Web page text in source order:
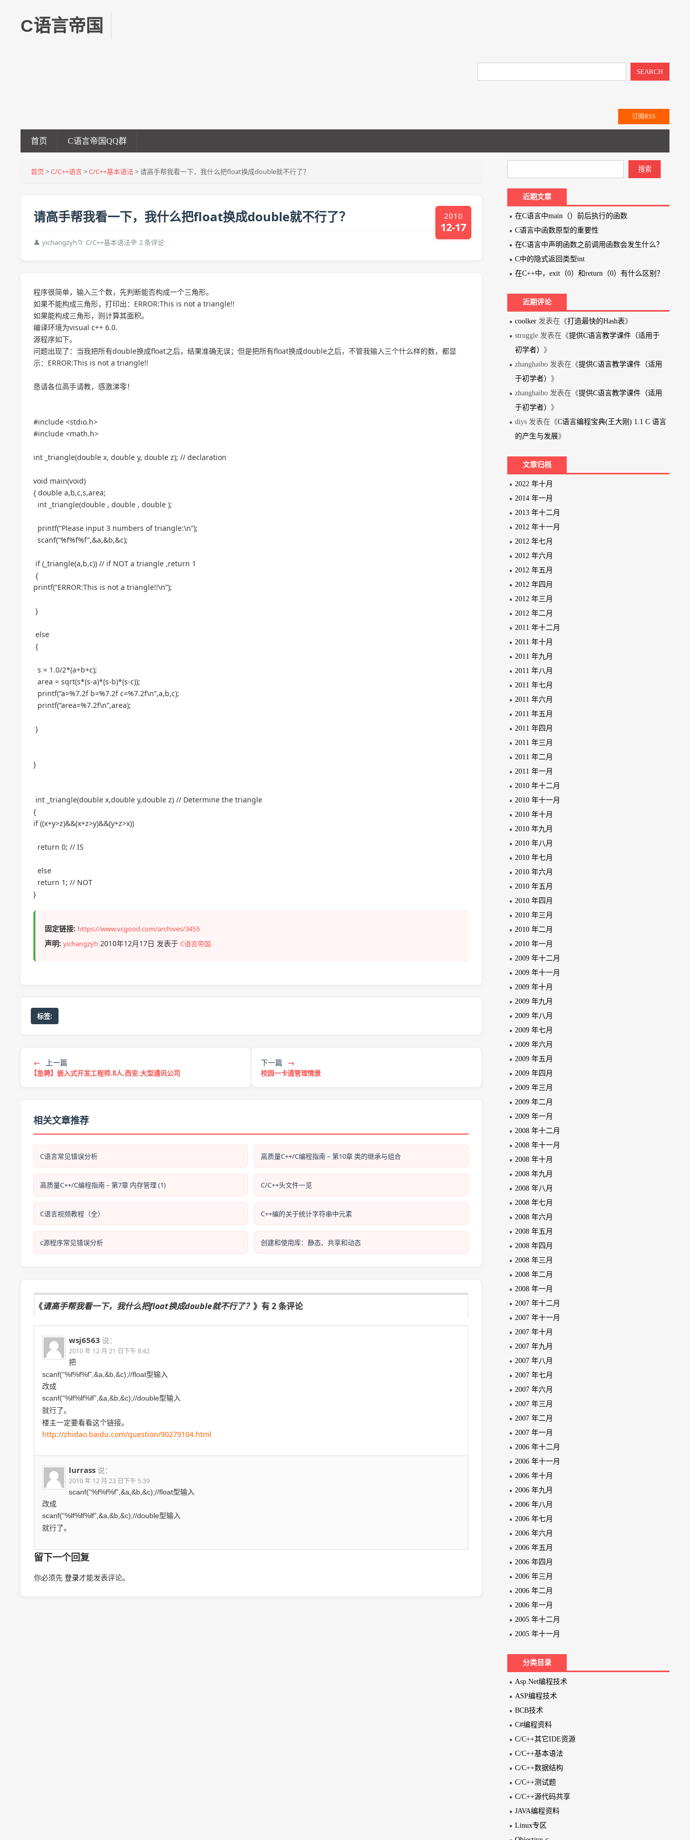
C语言帝国
SEARCH
订阅RSS
首页 C语言帝国QQ群
首页 >C/C++语言>C/C++基本语法> 请高手帮我看一下，我什么把float换成double就不行了？
2010
12-17
请高手帮我看一下，我什么把float换成double就不行了？
👤 yichangzyh📁 C/C++基本语法💬 2 条评论
程序很简单，输入三个数，先判断能否构成一个三角形。
如果不能构成三角形，打印出：ERROR:This is not a triangle!!
如果能构成三角形，则计算其面积。
编译环境为visual c++ 6.0.
源程序如下。
问题出现了：当我把所有double换成float之后，结果准确无误；但是把所有float换成double之后，不管我输入三个什么样的数，都显
示：ERROR:This is not a triangle!!
恳请各位高手请教，感激涕零！
#include <stdio.h>
#include <math.h>
int _triangle(double x, double y, double z); // declaration
void main(void)
{ double a,b,c,s,area;
int _triangle(double , double , double );
printf(“Please input 3 numbers of triangle:\n”);
scanf(“%f%f%f”,&a,&b,&c);
if (_triangle(a,b,c)) // if NOT a triangle ,return 1
{
printf(“ERROR:This is not a triangle!!\n”);
}
else
{
s = 1.0/2*(a+b+c);
area = sqrt(s*(s-a)*(s-b)*(s-c));
printf(“a=%7.2f b=%7.2f c=%7.2f\n”,a,b,c);
printf(“area=%7.2f\n”,area);
}
}
int _triangle(double x,double y,double z) // Determine the triangle
{
if ((x+y>z)&&(x+z>y)&&(y+z>x))
return 0; // IS
else
return 1; // NOT
}
固定链接: https://www.vcgood.com/archives/3455
声明: yichangzyh 2010年12月17日 发表于C语言帝国
标签:
← 上一篇
【急聘】嵌入式开发工程师.8人.西安.大型通讯公司
下一篇 →
校园一卡通管理情景
相关文章推荐
C语言常见错误分析 高质量C++/C编程指南 – 第10章 类的继承与组合
高质量C++/C编程指南 – 第7章 内存管理 (1) C/C++头文件一览
C语言视频教程（全） C++编的关于统计字符串中元素
c源程序常见错误分析 创建和使用库：静态、共享和动态
《请高手帮我看一下，我什么把float换成double就不行了？》有 2 条评论
wsj6563 说：
2010 年 12 月 21 日下午 8:42
把
scanf(“%f%f%f”,&a,&b,&c);//float型输入
改成
scanf(“%lf%lf%lf”,&a,&b,&c);//double型输入
就行了。
楼主一定要看看这个链接。
http://zhidao.baidu.com/question/90279104.html
lurrass 说：
2010 年 12 月 23 日下午 5:39
scanf(“%f%f%f”,&a,&b,&c);//float型输入
改成
scanf(“%lf%lf%lf”,&a,&b,&c);//double型输入
就行了。
留下一个回复
你必须先登录才能发表评论。
近期文章
在C语言中main（）前后执行的函数
C语言中函数原型的重要性
在C语言中声明函数之前调用函数会发生什么？
C中的隐式返回类型int
在C++中，exit（0）和return（0）有什么区别？
近期评论
coolker发表在《打造最快的Hash表》
struggle 发表在《提供C语言教学课件（适用于
初学者） 》
zhanghaibo 发表在《提供C语言教学课件（适用
于初学者） 》
zhanghaibo 发表在《提供C语言教学课件（适用
于初学者） 》
diys 发表在《C语言编程宝典(王大刚) 1.1 C 语言
的产生与发展》
文章归档
2022 年十月
2014 年一月
2013 年十二月
2012 年十一月
2012 年七月
2012 年六月
2012 年五月
2012 年四月
2012 年三月
2012 年二月
2011 年十二月
2011 年十月
2011 年九月
2011 年八月
2011 年七月
2011 年六月
2011 年五月
2011 年四月
2011 年三月
2011 年二月
2011 年一月
2010 年十二月
2010 年十一月
2010 年十月
2010 年九月
2010 年八月
2010 年七月
2010 年六月
2010 年五月
2010 年四月
2010 年三月
2010 年二月
2010 年一月
2009 年十二月
2009 年十一月
2009 年十月
2009 年九月
2009 年八月
2009 年七月
2009 年六月
2009 年五月
2009 年四月
2009 年三月
2009 年二月
2009 年一月
2008 年十二月
2008 年十一月
2008 年十月
2008 年九月
2008 年八月
2008 年七月
2008 年六月
2008 年五月
2008 年四月
2008 年三月
2008 年二月
2008 年一月
2007 年十二月
2007 年十一月
2007 年十月
2007 年九月
2007 年八月
2007 年七月
2007 年六月
2007 年三月
2007 年二月
2007 年一月
2006 年十二月
2006 年十一月
2006 年十月
2006 年九月
2006 年八月
2006 年七月
2006 年六月
2006 年五月
2006 年四月
2006 年三月
2006 年二月
2006 年一月
2005 年十二月
2005 年十一月
分类目录
Asp.Net编程技术
ASP编程技术
BCB技术
C#编程资料
C/C++其它IDE资源
C/C++基本语法
C/C++数据结构
C/C++测试题
C/C++源代码共享
JAVA编程资料
Linux专区